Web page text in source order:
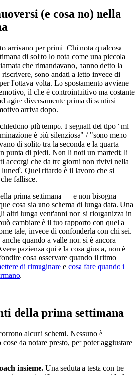
(e cosa no) nella
arrivano per primi. Chi nota qualcosa
di solito lo nota come una piccola
che rimandavano, hanno detto la
sono andati a letto invece di
l'ottava volta. Lo spostamento avviene
il che è controintuitivo ma costante
agire diversamente prima di sentirsi
arriva dopo.
più tempo. I segnali del tipo "mi
è più silenziosa" / "sono meno
di solito tra la seconda e la quarta
punta di piedi. Non li noti un martedì; li
accorgi che da tre giorni non rivivi nella
lunedì. Quel ritardo è il lavoro che si
fallisce.
prima settimana — e non bisogna
cosa sia uno schema di lunga data. Una
altri lunga vent'anni non si riorganizza in
cambiare è il tuo rapporto con quella
tale, invece di confonderla con chi sei.
quando a valle non si è ancora
pazienza qui è la cosa giusta, non è
cosa osservare quando il ritmo
di rimuginare e cosa fare quando i
.
della prima settimana
alcuni schemi. Nessuno è
da notare presto, per poter aggiustare
insieme. Una seduta a testa con tre